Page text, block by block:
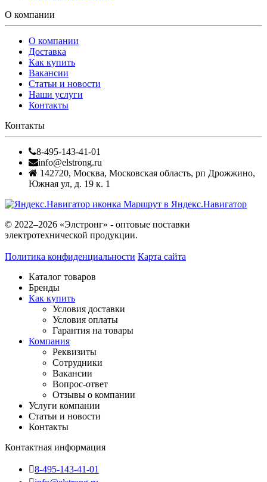
О компании
О компании
Доставка
Как купить
Вакансии
Статьи и новости
Наши услуги
Контакты
Контакты
8-495-143-41-01
info@elstrong.ru
142720, Москва, Московская область, рп Дрожжино,
Южная ул, д. 19 к. 1
Маршрут в Яндекс.Навигатор
© 2022–2026 «Элстронг» - оптовые поставки
электротехнической продукции.
Политика конфиденциальности Карта сайта
Каталог товаров
Бренды
Как купить
Условия доставки
Условия оплаты
Гарантия на товары
Компания
Реквизиты
Сотрудники
Вакансии
Вопрос-ответ
Отзывы о компании
Услуги компании
Статьи и новости
Контакты
Контактная информация
8-495-143-41-01